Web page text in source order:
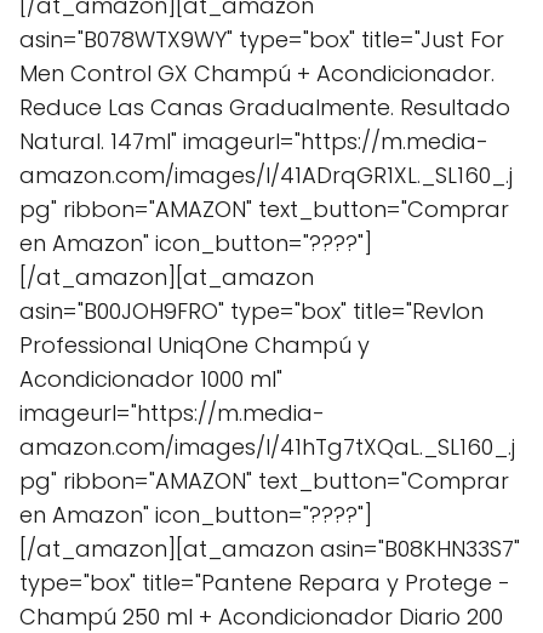
asin="B078WTX9WY" type="box" title="Just For
Men Control GX Champú + Acondicionador.
Reduce Las Canas Gradualmente. Resultado
Natural. 147ml" imageurl="https://m.media-
amazon.com/images/I/41ADrqGR1XL._SL160_.j
pg" ribbon="AMAZON" text_button="Comprar
en Amazon" icon_button="????"]
[/at_amazon][at_amazon
asin="B00JOH9FRO" type="box" title="Revlon
Professional UniqOne Champú y
Acondicionador 1000 ml"
imageurl="https://m.media-
amazon.com/images/I/41hTg7tXQaL._SL160_.j
pg" ribbon="AMAZON" text_button="Comprar
en Amazon" icon_button="????"]
[/at_amazon][at_amazon asin="B08KHN33S7"
type="box" title="Pantene Repara y Protege -
Champú 250 ml + Acondicionador Diario 200